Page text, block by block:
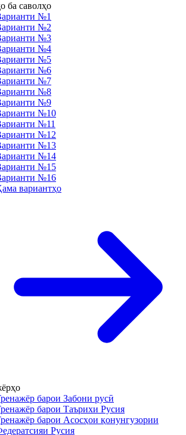
ба саволҳо
№1
№2
№3
№4
№5
№6
№7
№8
№9
№10
№11
№12
№13
№14
№15
№16
вариантҳо
барои Забони русӣ
барои Таърихи Русия
барои Асосҳои қонунгузории
Русия